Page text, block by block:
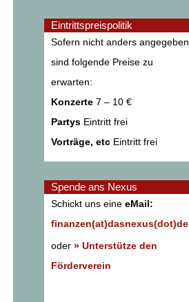
Eintrittspreispolitik
Sofern nicht anders angegeben
sind folgende Preise zu
erwarten:
Konzerte 7 – 10 €
Partys Eintritt frei
Vorträge, etc Eintritt frei
Spende ans Nexus
Schickt uns eine eMail:
finanzen(at)dasnexus(dot)de
oder » Unterstütze den
Förderverein